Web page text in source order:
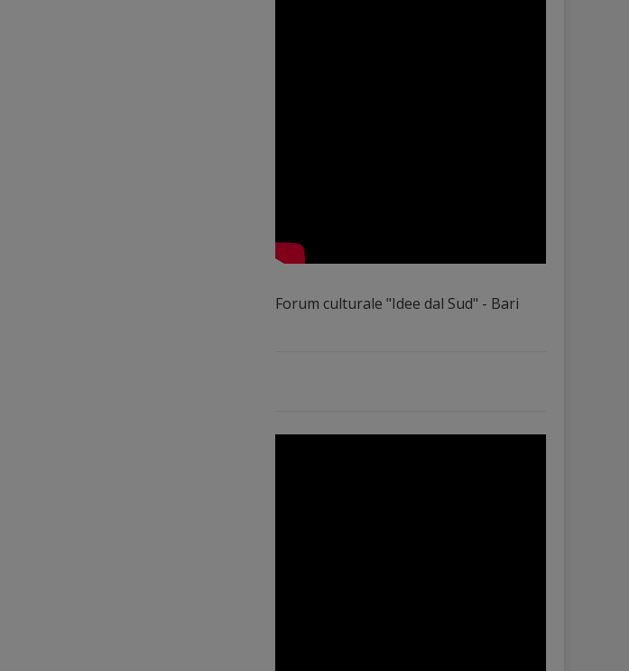
Forum culturale "Idee dal Sud" - Bari